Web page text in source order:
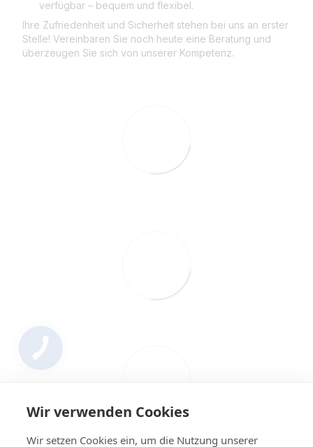
verfügbar – bequem und flexibel.
Ihre Zufriedenheit und Sicherheit stehen bei uns an erster
Stelle! Vereinbaren Sie noch heute eine Beratung und
überzeugen Sie sich von unserer Kompetenz.
Wir verwenden Cookies
Wir setzen Cookies ein, um die Nutzung unserer